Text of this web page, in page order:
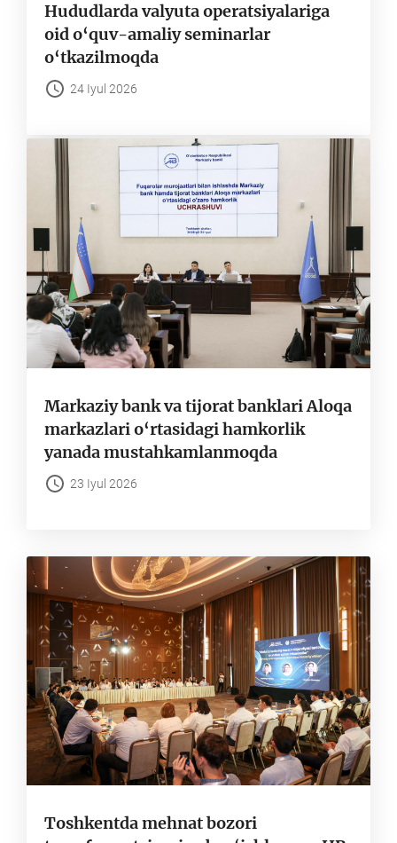
Hududlarda valyuta operatsiyalariga
oid o‘quv-amaliy seminarlar
o‘tkazilmoqda
24 Iyul 2026
Markaziy bank va tijorat banklari Aloqa
markazlari o‘rtasidagi hamkorlik
yanada mustahkamlanmoqda
23 Iyul 2026
Toshkentda mehnat bozori